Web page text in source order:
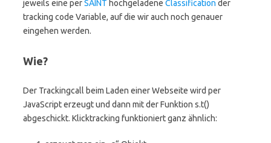
jeweils eine perSAINT hochgeladene Classification der
tracking code Variable, auf die wir auch noch genauer
eingehen werden.
Wie?
Der Trackingcall beim Laden einer Webseite wird per
JavaScript erzeugt und dann mit der Funktion s.t()
abgeschickt. Klicktracking funktioniert ganz ähnlich: